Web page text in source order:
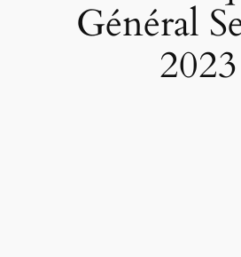
Général
2023